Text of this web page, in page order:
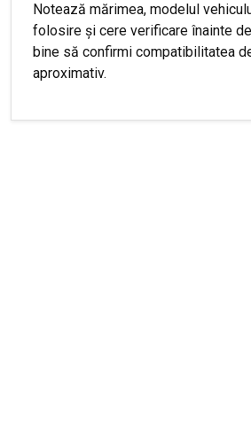
Notează mărimea, modelul
folosire și cere verificare înainte
bine să confirmi compatibilitatea
aproximativ.